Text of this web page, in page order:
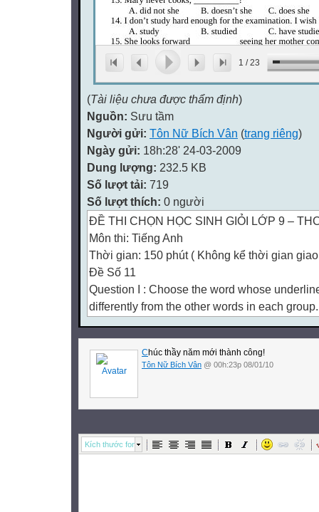
1 /23
(Tài liệu chưa được thẩm định)
Nguồn: Sưu tầm
Người gửi: Tôn Nữ Bích Vân (trang riêng)
Ngày gửi: 18h:28' 24-03-2009
Dung lượng: 232.5 KB
Số lượt tải: 719
Số lượt thích: 0 người
ĐỀ THI CHỌN HỌC SINH GIỎI LỚP 9 –
Môn thi: Tiếng Anh
Thời gian: 150 phút ( Không kể thời gian
Đề Số 11
Question I : Choose the word whose
differently from the other words in each
1. A. both B. month C. son D. none
2. A. kitchen B. children C. teacher D. chemist
3. A. kindness B. climate C. village D.
4. A. consider B. century C. cigarette D.
Question II: Choose the best option from A,
1. Peter used to __________ swimming
C húc thầy năm mới thành công!
Tôn Nữ Bích Vân @ 00h:23p 08/01/10
Kích thước font